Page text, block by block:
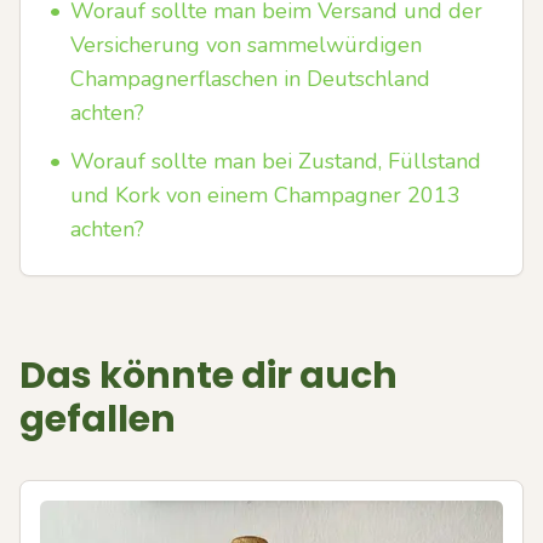
• Worauf sollte man beim Versand und der
Versicherung von sammelwürdigen
Champagnerflaschen in Deutschland
achten?
• Worauf sollte man bei Zustand, Füllstand
und Kork von einem Champagner 2013
achten?
Das könnte dir auch
gefallen